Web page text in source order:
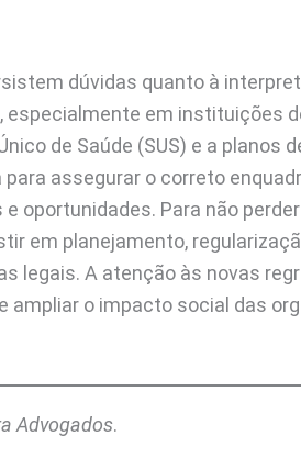
dúvidas quanto à
em instituições
de Saúde (SUS) e a planos
assegurar o correto
oportunidades. Para não
em planejamento,
legais. A atenção às novas
o impacto social das
Advogados.